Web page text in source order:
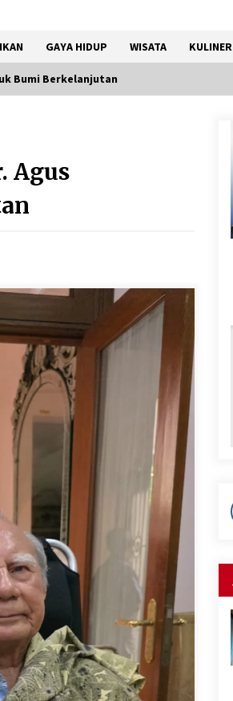
GAYA HIDUP WISATA KULINER
Cek Kesehatan Gratis
Skrining TB Lanjutan
2026
Wapres Dorong Link
Agustus 2026
Tetap Disambut
di NTT, Ahmad Ali:
dan Pengabdiannya
Dirasakan Masyarakat
Cilegon Gelar Apel
Hadapi
Kebakaran Akibat
El Niño
2026
Bumi Berkelanjutan
Agus